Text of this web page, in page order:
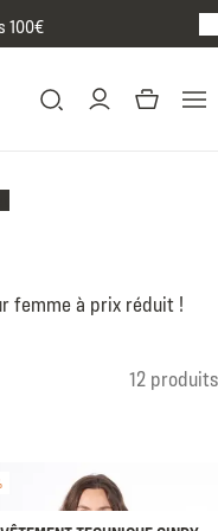
100€
femme à prix réduit !
12 produits